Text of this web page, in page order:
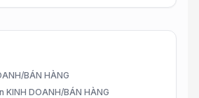
BÁN HÀNG
KINH DOANH/BÁN HÀNG